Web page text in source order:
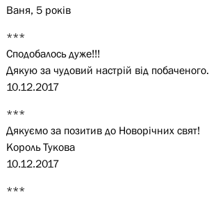
Ваня, 5 років
***
Сподобалось дуже!!!
Дякую за чудовий настрій від побаченого.
10.12.2017
***
Дякуємо за позитив до Новорічних свят!
Король Тукова
10.12.2017
***